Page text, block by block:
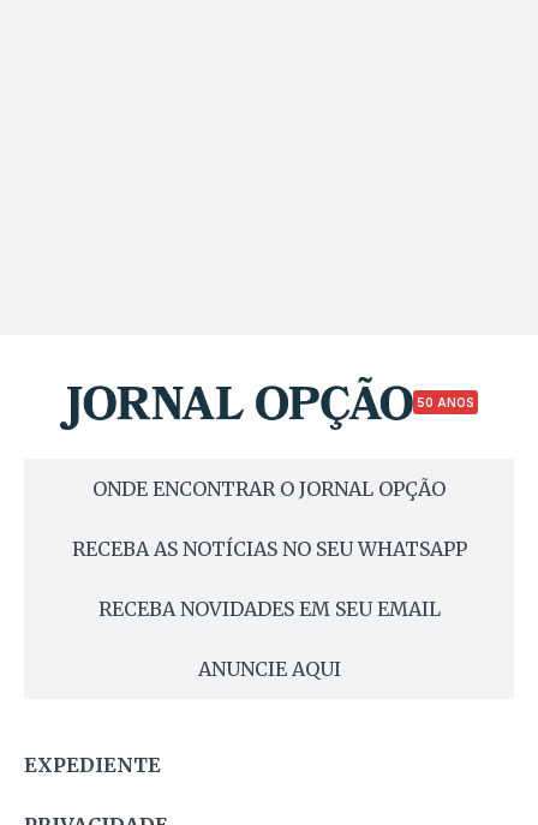
50 ANOS
ONDE ENCONTRAR O JORNAL OPÇÃO
RECEBA AS NOTÍCIAS NO SEU WHATSAPP
RECEBA NOVIDADES EM SEU EMAIL
ANUNCIE AQUI
EXPEDIENTE